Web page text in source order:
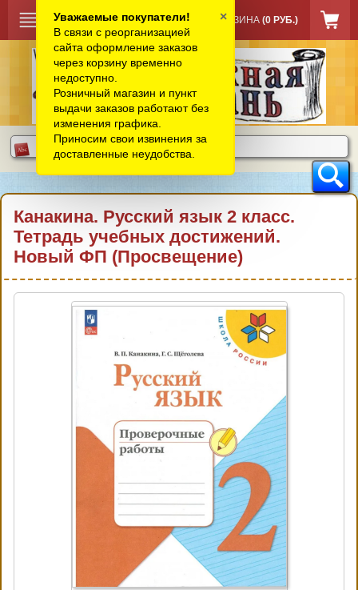
КОРЗИНА (0 РУБ.)
Канакина. Русский язык 2 класс.
Тетрадь учебных достижений.
Новый ФП (Просвещение)
Уважаемые покупатели!
В связи с реорганизацией
сайта оформление заказов
через корзину временно
недоступно.
Розничный магазин и пункт
выдачи заказов работают без
изменения графика.
Приносим свои извинения за
доставленные неудобства.
×